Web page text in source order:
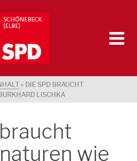
» DIE SPD BRAUCHT
LISCHKA
wie